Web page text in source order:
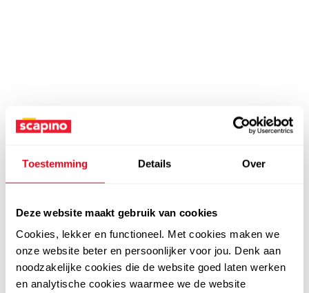
Toestemming Details Over
Deze website maakt gebruik van cookies
Cookies, lekker en functioneel. Met cookies maken we
onze website beter en persoonlijker voor jou. Denk aan
noodzakelijke cookies die de website goed laten werken
en analytische cookies waarmee we de website